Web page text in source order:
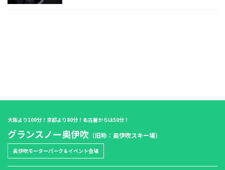
大阪より100分！京都より80分！名古屋からは50分！
グランスノー奥伊吹 （旧称：奥伊吹スキー場）
奥伊吹モーターパーク＆イベント会場